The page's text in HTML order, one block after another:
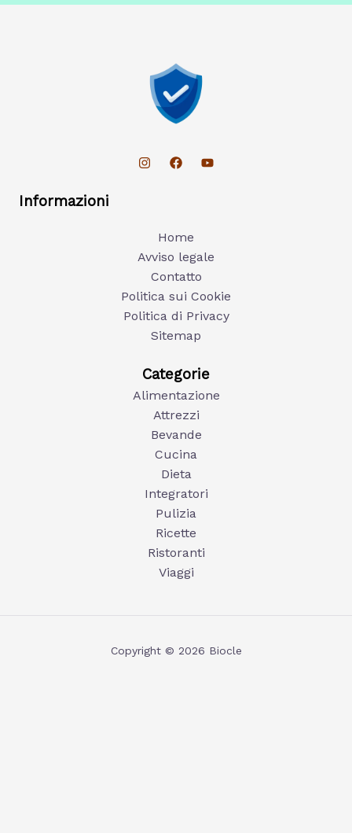
Informazioni
Home
Avviso legale
Contatto
Politica sui Cookie
Politica di Privacy
Sitemap
Categorie
Alimentazione
Attrezzi
Bevande
Cucina
Dieta
Integratori
Pulizia
Ricette
Ristoranti
Viaggi
Copyright © 2026 Biocle